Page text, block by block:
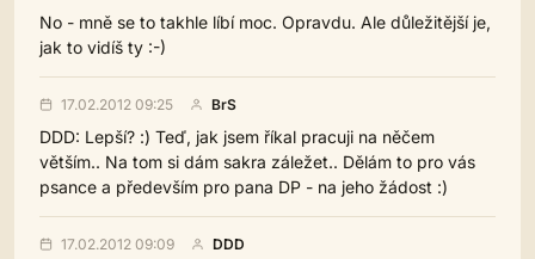
No - mně se to takhle líbí moc. Opravdu. Ale důležitější je,
jak to vidíš ty :-)
17.02.2012 09:25 BrS
DDD: Lepší? :) Teď, jak jsem říkal pracuji na něčem
větším.. Na tom si dám sakra záležet.. Dělám to pro vás
psance a především pro pana DP - na jeho žádost :)
17.02.2012 09:09 DDD